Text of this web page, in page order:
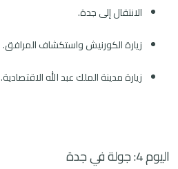
الانتقال إلى جدة.
زيارة الكورنيش واستكشاف المرافق.
زيارة مدينة الملك عبد الله الاقتصادية.
اليوم 4: جولة في جدة